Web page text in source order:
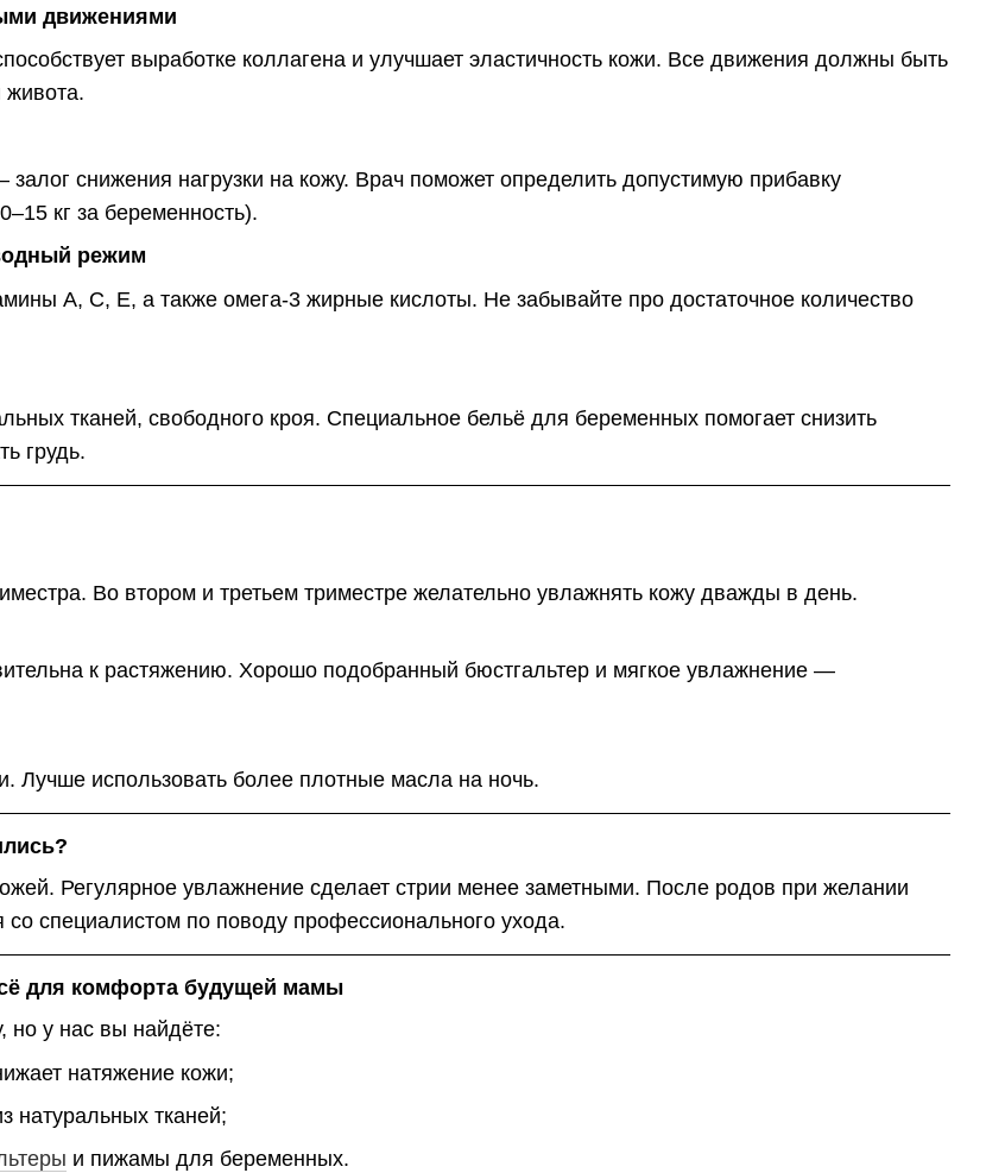
движениями
выработке коллагена и улучшает эластичность кожи. Все движения должны быть
живота.
снижения нагрузки на кожу. Врач поможет определить допустимую прибавку
кг за беременность).
режим
A, C, E, а также омега-3 жирные кислоты. Не забывайте про достаточное количество
тканей, свободного кроя. Специальное бельё для беременных помогает снизить
грудь.
Во втором и третьем триместре желательно увлажнять кожу дважды в день.
к растяжению. Хорошо подобранный бюстгальтер и мягкое увлажнение —
Лучше использовать более плотные масла на ночь.
Регулярное увлажнение сделает стрии менее заметными. После родов при желании
со специалистом по поводу профессионального ухода.
для комфорта будущей мамы
но у нас вы найдёте:
натяжение кожи;
натуральных тканей;
и пижамы для беременных.